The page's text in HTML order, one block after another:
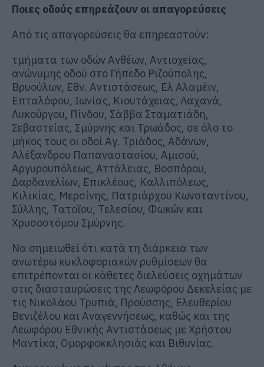
Ποιες οδούς επηρεάζουν οι απαγορεύσεις
Από τις απαγορεύσεις θα επηρεαστούν:
τμήματα των οδών Ανθέων, Αντιοχείας,
ανώνυμης οδού στο Γήπεδο Ριζούπολης,
Βρυούλων, Εθν. Αντιστάσεως, Ελ Αλαμέιν,
Επταλόφου, Ιωνίας, Κιουτάχειας, Λαχανά,
Λυκούργου, Πίνδου, Σάββα Σταματιάδη,
Σεβαστείας, Σμύρνης και Τρωάδος, σε όλο το
μήκος τους οι οδοί Αγ. Τριάδος, Αδάνων,
Αλέξανδρου Παπαναστασίου, Αμισού,
Αργυρουπόλεως, Αττάλειας, Βοσπόρου,
Δαρδανελίων, Επικλέους, Καλλιπόλεως,
Κιλικίας, Μερσίνης, Πατριάρχου Κωνσταντίνου,
Σύλλης, Τατοΐου, Τελεσίου, Φωκών και
Χρυσοστόμου Σμύρνης.
Να σημειωθεί ότι κατά τη διάρκεια των
ανωτέρω κυκλοφοριακών ρυθμίσεων θα
επιτρέπονται οι κάθετες διελεύσεις οχημάτων
στις διασταυρώσεις της Λεωφόρου Δεκελείας με
τις Νικολάου Τρυπιά, Προύσσης, Ελευθερίου
Βενιζέλου και Αναγεννήσεως, καθώς και της
Λεωφόρου Εθνικής Αντιστάσεως με Χρήστου
Μαντίκα, Ομορφοκκλησιάς και Βιθυνίας.